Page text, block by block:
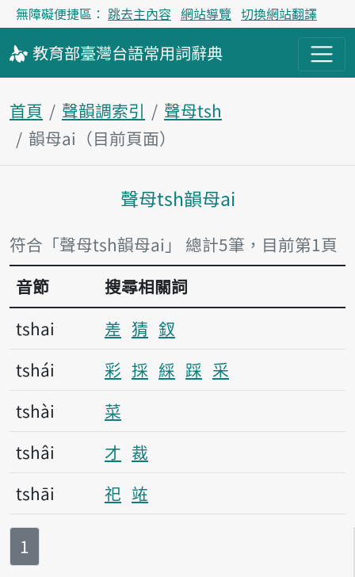
無障礙便捷區： 跳去主內容 網站導覽 切換網站翻譯
教育部臺灣台語常用詞辭典
首頁 聲韻調索引
聲母tsh
韻母ai（目前頁面）
主內容區塊
聲母tsh韻母ai
符合「聲母tsh韻母ai」 總計5筆，目前第1頁
音節
搜尋相關詞
tshai
差 猜 釵
tshái
彩 採 綵 踩 采
tshài
菜
tshâi
才 裁
tshāi
祀 𫞼
第
1